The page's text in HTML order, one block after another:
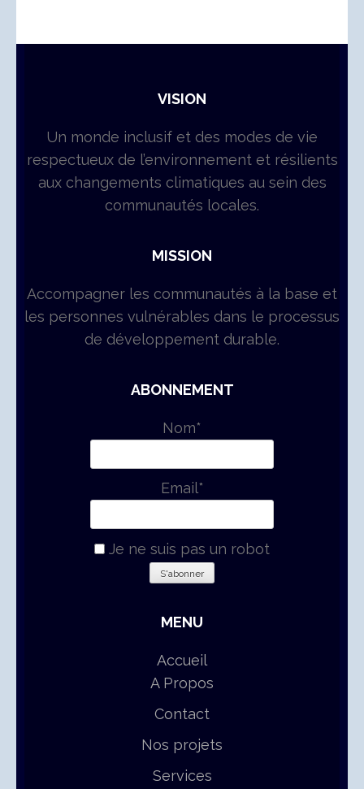
VISION
Un monde inclusif et des modes de vie
respectueux de l’environnement et résilients
aux changements climatiques au sein des
communautés locales.
MISSION
Accompagner les communautés à la base et
les personnes vulnérables dans le processus
de développement durable.
ABONNEMENT
Nom*
Email*
Je ne suis pas un robot
MENU
Accueil
A Propos
Contact
Nos projets
Services